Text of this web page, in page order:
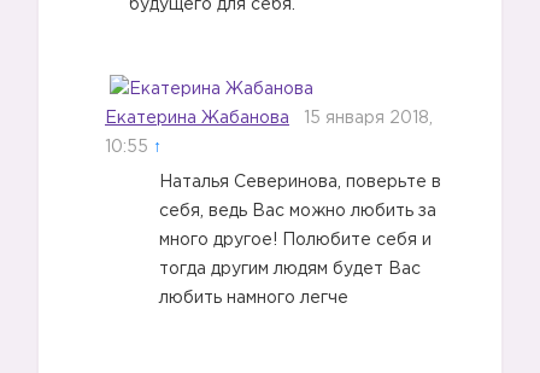
будущего для себя.
Екатерина Жабанова
15 января 2018,
10:55 ↑
Наталья Северинова, поверьте в
себя, ведь Вас можно любить за
много другое! Полюбите себя и
тогда другим людям будет Вас
любить намного легче